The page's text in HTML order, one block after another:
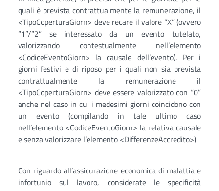
quali è prevista contrattualmente la remunerazione, il
<TipoCoperturaGiorn> deve recare il valore “X” (ovvero
“1”/“2” se interessato da un evento tutelato,
valorizzando contestualmente nell’elemento
<CodiceEventoGiorn> la causale dell’evento). Per i
giorni festivi e di riposo per i quali non sia prevista
contrattualmente la remunerazione il
<TipoCoperturaGiorn> deve essere valorizzato con “0”
anche nel caso in cui i medesimi giorni coincidono con
un evento (compilando in tale ultimo caso
nell’elemento <CodiceEventoGiorn> la relativa causale
e senza valorizzare l’elemento <DifferenzeAccredito>).
Con riguardo all’assicurazione economica di malattia e
infortunio sul lavoro, considerate le specificità